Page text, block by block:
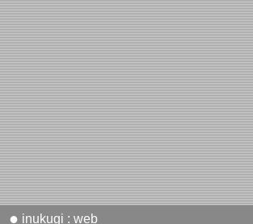
● inukugi : web